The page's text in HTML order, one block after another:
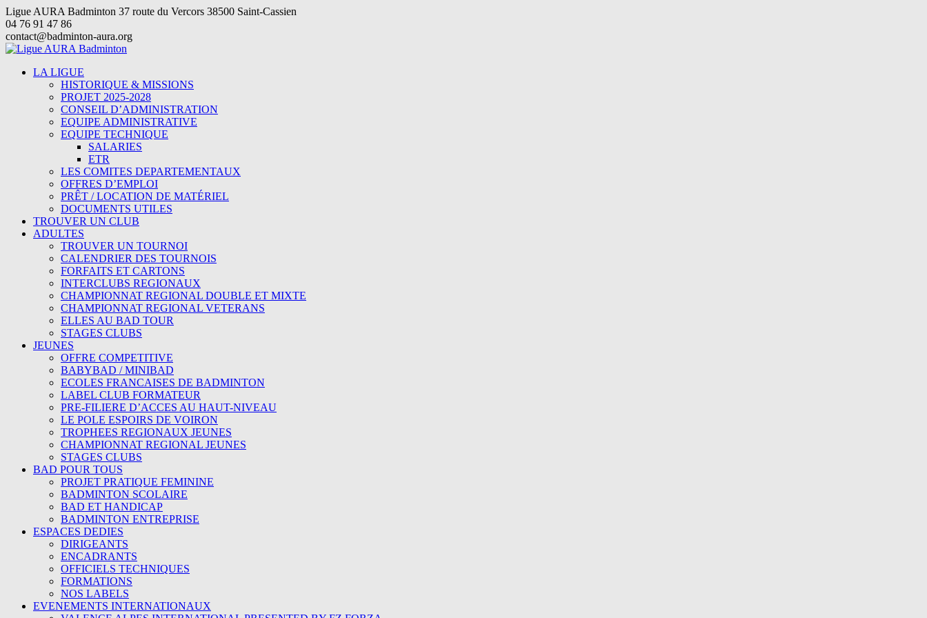
Passer
au
contenu
Ligue AURA Badminton 37 route du Vercors 38500 Saint-Cassien
04 76 91 47 86
contact@badminton-aura.org
LA LIGUE
HISTORIQUE & MISSIONS
PROJET 2025-2028
CONSEIL D’ADMINISTRATION
EQUIPE ADMINISTRATIVE
EQUIPE TECHNIQUE
SALARIES
ETR
LES COMITES DEPARTEMENTAUX
OFFRES D’EMPLOI
PRÊT / LOCATION DE MATÉRIEL
DOCUMENTS UTILES
TROUVER UN CLUB
ADULTES
TROUVER UN TOURNOI
CALENDRIER DES TOURNOIS
FORFAITS ET CARTONS
INTERCLUBS REGIONAUX
CHAMPIONNAT REGIONAL DOUBLE ET MIXTE
CHAMPIONNAT REGIONAL VETERANS
ELLES AU BAD TOUR
STAGES CLUBS
JEUNES
OFFRE COMPETITIVE
BABYBAD / MINIBAD
ECOLES FRANCAISES DE BADMINTON
LABEL CLUB FORMATEUR
PRE-FILIERE D’ACCES AU HAUT-NIVEAU
LE POLE ESPOIRS DE VOIRON
TROPHEES REGIONAUX JEUNES
CHAMPIONNAT REGIONAL JEUNES
STAGES CLUBS
BAD POUR TOUS
PROJET PRATIQUE FEMININE
BADMINTON SCOLAIRE
BAD ET HANDICAP
BADMINTON ENTREPRISE
ESPACES DEDIES
DIRIGEANTS
ENCADRANTS
OFFICIELS TECHNIQUES
FORMATIONS
NOS LABELS
EVENEMENTS INTERNATIONAUX